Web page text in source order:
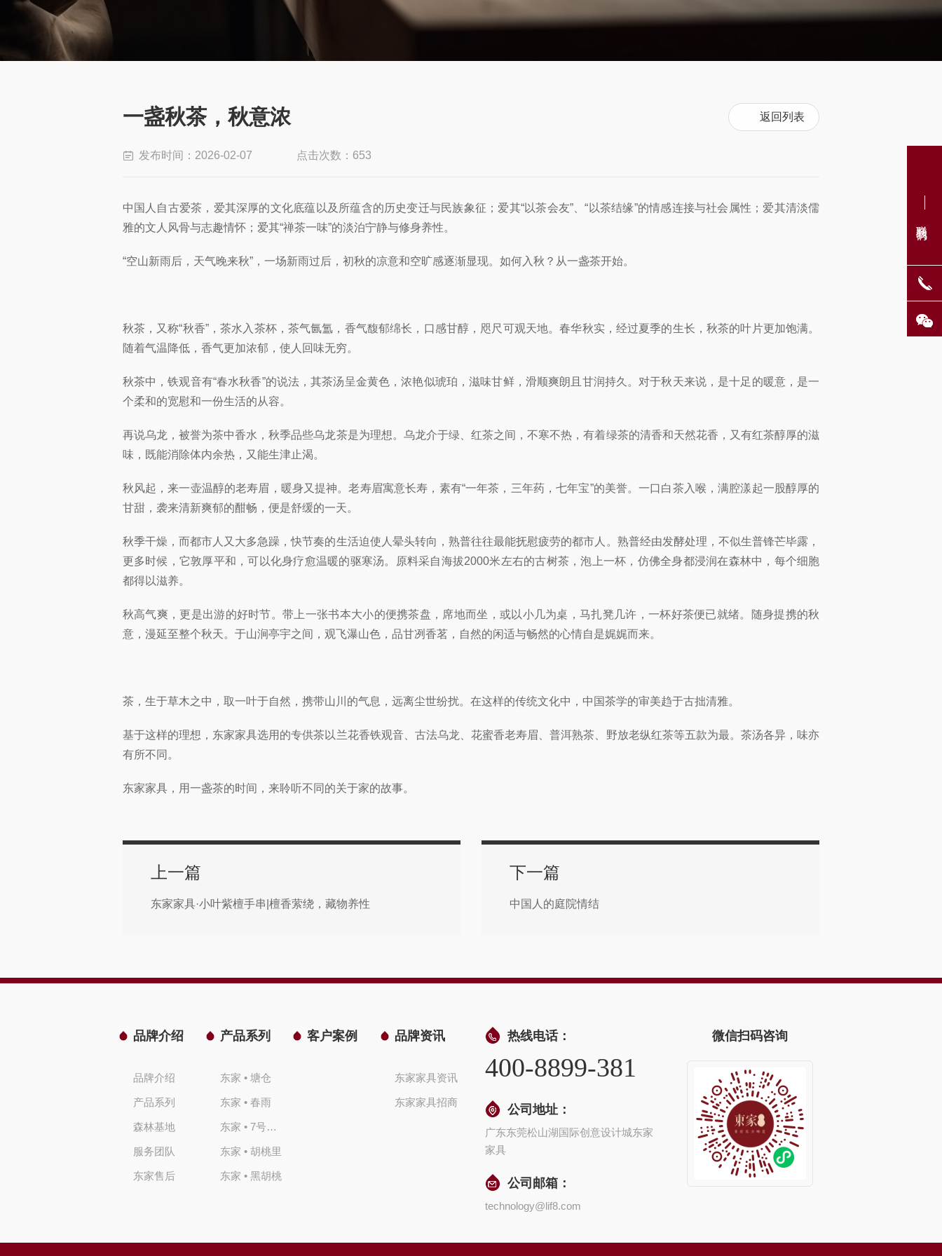
一盏秋茶，秋意浓
发布时间：2026-02-07 点击次数：653
中国人自古爱茶，爱其深厚的文化底蕴以及所蕴含的历史变迁与民族象征；爱其“以茶会友”、“以茶结缘”的情感连接与社会属性；爱其清淡儒
雅的文人风骨与志趣情怀；爱其“禅茶一味”的淡泊宁静与修身养性。
“空山新雨后，天气晚来秋”，一场新雨过后，初秋的凉意和空旷感逐渐显现。如何入秋？从一盏茶开始。
秋茶，又称“秋香”，茶水入茶杯，茶气氤氲，香气馥郁绵长，口感甘醇，咫尺可观天地。春华秋实，经过夏季的生长，秋茶的叶片更加饱满。
随着气温降低，香气更加浓郁，使人回味无穷。
秋茶中，铁观音有“春水秋香”的说法，其茶汤呈金黄色，浓艳似琥珀，滋味甘鲜，滑顺爽朗且甘润持久。对于秋天来说，是十足的暖意，是一
个柔和的宽慰和一份生活的从容。
再说乌龙，被誉为茶中香水，秋季品些乌龙茶是为理想。乌龙介于绿、红茶之间，不寒不热，有着绿茶的清香和天然花香，又有红茶醇厚的滋
味，既能消除体内余热，又能生津止渴。
秋风起，来一壶温醇的老寿眉，暖身又提神。老寿眉寓意长寿，素有“一年茶，三年药，七年宝”的美誉。一口白茶入喉，满腔漾起一股醇厚的
甘甜，袭来清新爽郁的酣畅，便是舒缓的一天。
秋季干燥，而都市人又大多急躁，快节奏的生活迫使人晕头转向，熟普往往最能抚慰疲劳的都市人。 熟普经由发酵处理，不似生普锋芒毕露，
更多时候，它敦厚平和，可以化身疗愈温暖的驱寒汤。原料采自海拔2000米左右的古树茶，泡上一杯，仿佛全身都浸润在森林中，每个细胞
都得以滋养。
秋高气爽，更是出游的好时节。带上一张书本大小的便携茶盘，席地而坐，或以小几为桌，马扎凳几许，一杯好茶便已就绪。随身提携的秋
意，漫延至整个秋天。 于山涧亭宇之间，观飞瀑山色，品甘冽香茗，自然的闲适与畅然的心情自是娓娓而来。
茶，生于草木之中，取一叶于自然，携带山川的气息，远离尘世纷扰。在这样的传统文化中，中国茶学的审美趋于古拙清雅。
基于这样的理想，东家家具选用的专供茶以兰花香铁观音、古法乌龙、花蜜香老寿眉、普洱熟茶、野放老纵红茶等五款为最。茶汤各异，味亦
有所不同。
东家家具，用一盏茶的时间，来聆听不同的关于家的故事。
上一篇
东家家具·小叶紫檀手串|檀香萦绕，藏物养性
下一篇
中国人的庭院情结
返回列表
品牌介绍
品牌介绍
产品系列
森林基地
服务团队
东家售后
产品系列
东家 • 塘仓
东家 • 春雨
东家 • 7号檀院
东家 • 胡桃里
东家 • 黑胡桃
客户案例 品牌资讯
东家家具资讯
东家家具招商
热线电话：
400-8899-381
公司地址：
广东东莞松山湖国际创意设计城东家
家具
公司邮箱：
technology@lif8.com
微信扫码咨询